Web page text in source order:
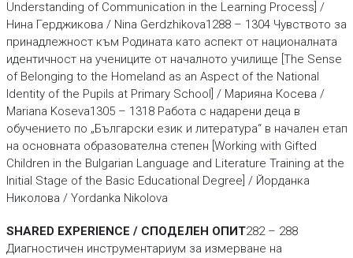
SHARED EXPERIENCE / СПОДЕЛЕН ОПИТ282 – 288
Диагностичен инструментариум за измерване на